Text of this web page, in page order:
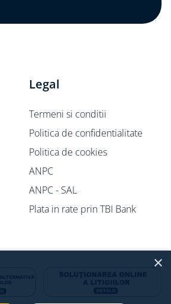
Legal
Termeni si conditii
Politica de confidentialitate
Politica de cookies
ANPC
ANPC - SAL
Plata in rate prin TBI Bank
×